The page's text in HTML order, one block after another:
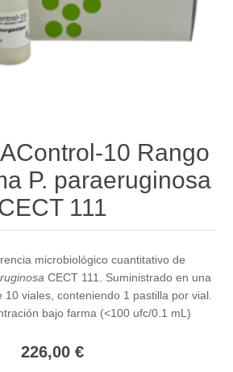
10 Rango
P. paraeruginosa
111
microbiológico cuantitativo de
CECT 111. Suministrado en una
10 viales, conteniendo 1 pastilla por vial.
bajo farma (<100 ufc/0.1 mL)
226,00 €